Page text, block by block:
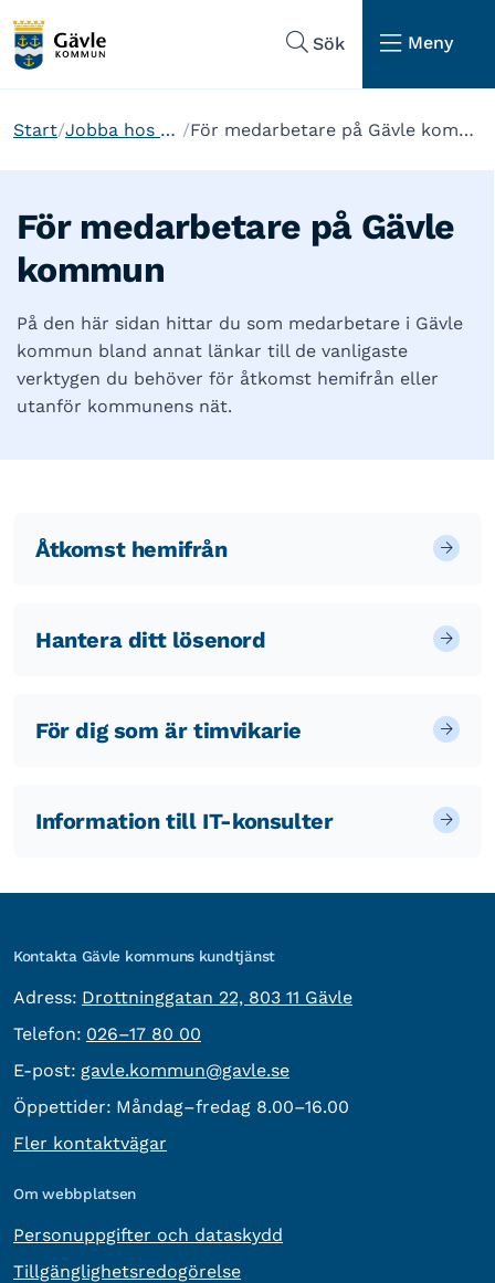
Sök
Meny
Start Jobba hos oss För medarbetare på Gävle kommun
För medarbetare på Gävle
kommun
På den här sidan hittar du som medarbetare i Gävle
kommun bland annat länkar till de vanligaste
verktygen du behöver för åtkomst hemifrån eller
utanför kommunens nät.
Åtkomst hemifrån
Hantera ditt lösenord
För dig som är timvikarie
Information till IT-konsulter
Kontakta Gävle kommuns kundtjänst
Adress: besöksadress:
Drottninggatan 22, 803 11 Gävle
Telefon: Telefon:
026–17 80 00
E-post: E-post:
gavle.kommun@gavle.se
Öppettider: Måndag–fredag 8.00–16.00
Fler kontaktvägar
Om webbplatsen
Personuppgifter och dataskydd
Tillgänglighetsredogörelse